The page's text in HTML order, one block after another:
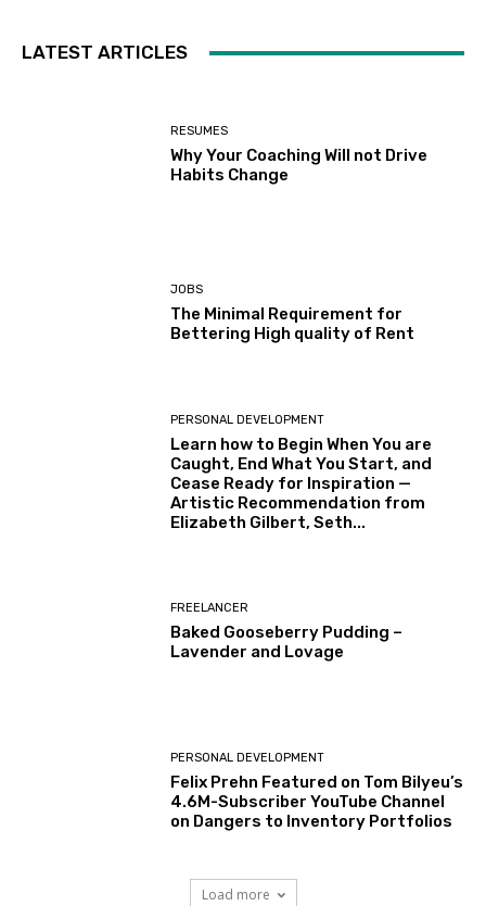
LATEST ARTICLES
RESUMES
Why Your Coaching Will not Drive
Habits Change
JOBS
The Minimal Requirement for
Bettering High quality of Rent
PERSONAL DEVELOPMENT
Learn how to Begin When You are
Caught, End What You Start, and
Cease Ready for Inspiration —
Artistic Recommendation from
Elizabeth Gilbert, Seth...
FREELANCER
Baked Gooseberry Pudding –
Lavender and Lovage
PERSONAL DEVELOPMENT
Felix Prehn Featured on Tom Bilyeu’s
4.6M-Subscriber YouTube Channel
on Dangers to Inventory Portfolios
Load more